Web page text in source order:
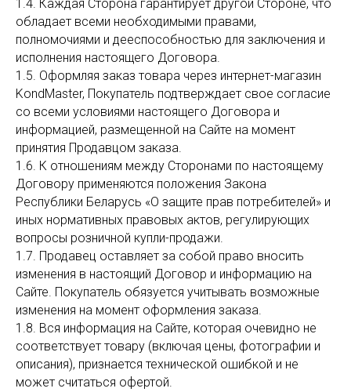
1.4. Каждая Сторона гарантирует другой Стороне, что
обладает всеми необходимыми правами,
полномочиями и дееспособностью для заключения и
исполнения настоящего Договора.
1.5. Оформляя заказ товара через интернет-магазин
KondMaster, Покупатель подтверждает свое согласие
со всеми условиями настоящего Договора и
информацией, размещенной на Сайте на момент
принятия Продавцом заказа.
1.6. К отношениям между Сторонами по настоящему
Договору применяются положения Закона
Республики Беларусь «О защите прав потребителей» и
иных нормативных правовых актов, регулирующих
вопросы розничной купли-продажи.
1.7. Продавец оставляет за собой право вносить
изменения в настоящий Договор и информацию на
Сайте. Покупатель обязуется учитывать возможные
изменения на момент оформления заказа.
1.8. Вся информация на Сайте, которая очевидно не
соответствует товару (включая цены, фотографии и
описания), признается технической ошибкой и не
может считаться офертой.